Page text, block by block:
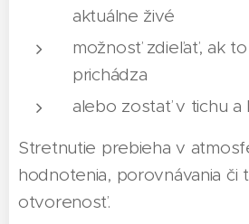
aktuálne živé
možnosť zdieľať, ak
prichádza
alebo zostať v tichu a
Stretnutie prebieha v
hodnotenia, porovnávania či
otvorenosť.